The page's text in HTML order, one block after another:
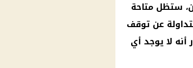
ستظل متاحة
عن توقف
لا يوجد أي